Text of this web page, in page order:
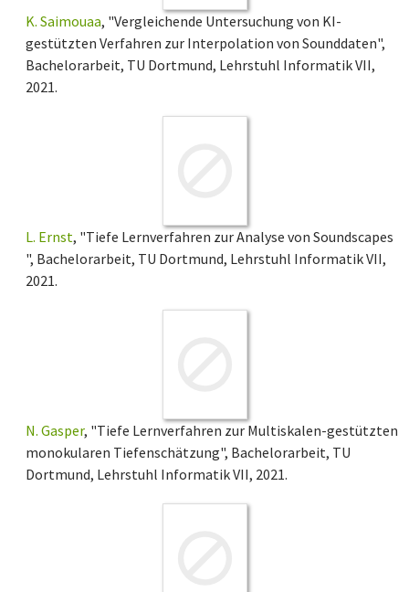
K. Saimouaa, "Vergleichende Untersuchung von KI-
gestützten Verfahren zur Interpolation von Sounddaten",
Bachelorarbeit, TU Dortmund, Lehrstuhl Informatik VII,
2021.
L. Ernst, "Tiefe Lernverfahren zur Analyse von Soundscapes
", Bachelorarbeit, TU Dortmund, Lehrstuhl Informatik VII,
2021.
N. Gasper, "Tiefe Lernverfahren zur Multiskalen-gestützten
monokularen Tiefenschätzung", Bachelorarbeit, TU
Dortmund, Lehrstuhl Informatik VII, 2021.